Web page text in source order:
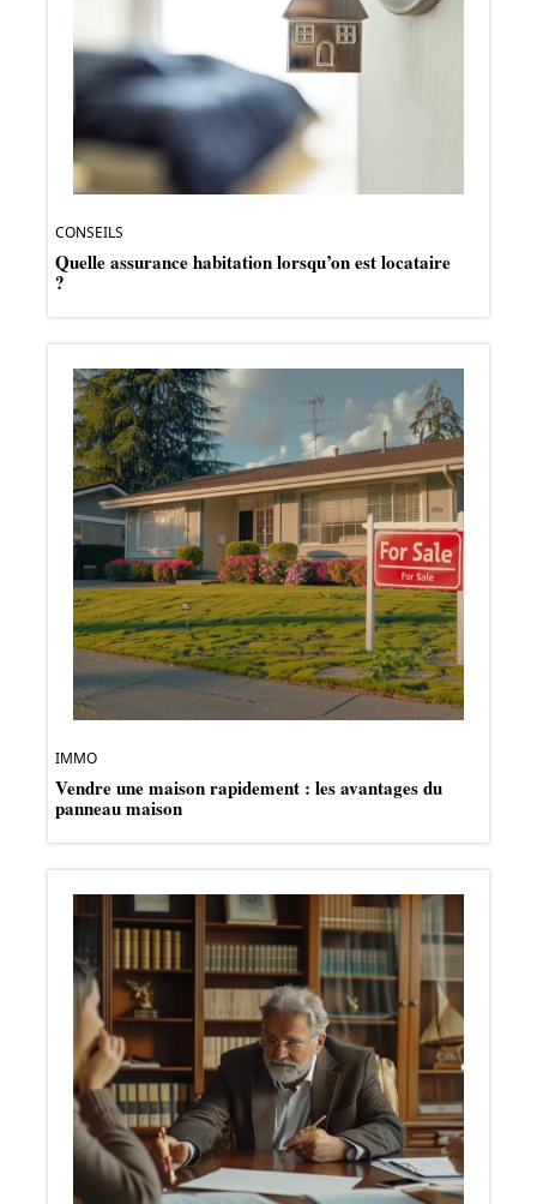
CONSEILS
Quelle assurance habitation lorsqu’on est locataire
?
IMMO
Vendre une maison rapidement : les avantages du
panneau maison